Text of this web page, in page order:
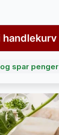
handlekurv
spar penger